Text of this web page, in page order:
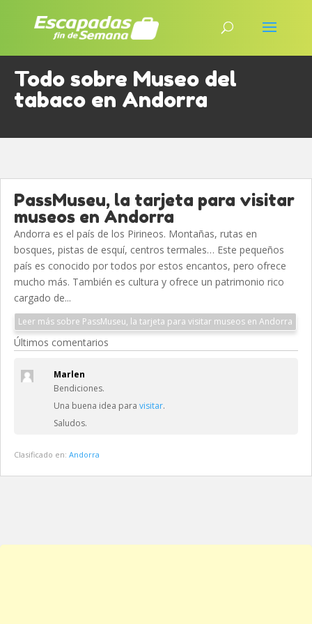
Todo sobre Museo del
tabaco en Andorra
PassMuseu, la tarjeta para visitar
museos en Andorra
Andorra es el país de los Pirineos. Montañas, rutas en
bosques, pistas de esquí, centros termales… Este pequeños
país es conocido por todos por estos encantos, pero ofrece
mucho más. También es cultura y ofrece un patrimonio rico
cargado de...
Leer más sobre PassMuseu, la tarjeta para visitar museos en Andorra
Últimos comentarios
Marlen
Bendiciones.
Una buena idea para visitar.
Saludos.
Clasificado en: Andorra